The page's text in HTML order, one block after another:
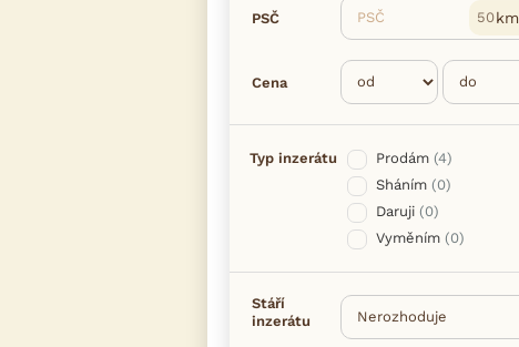
PSČ PSČ km
Cena
Typ inzerátu Prodám (4)
Sháním (0)
Daruji (0)
Vyměním (0)
Stáří
inzerátu